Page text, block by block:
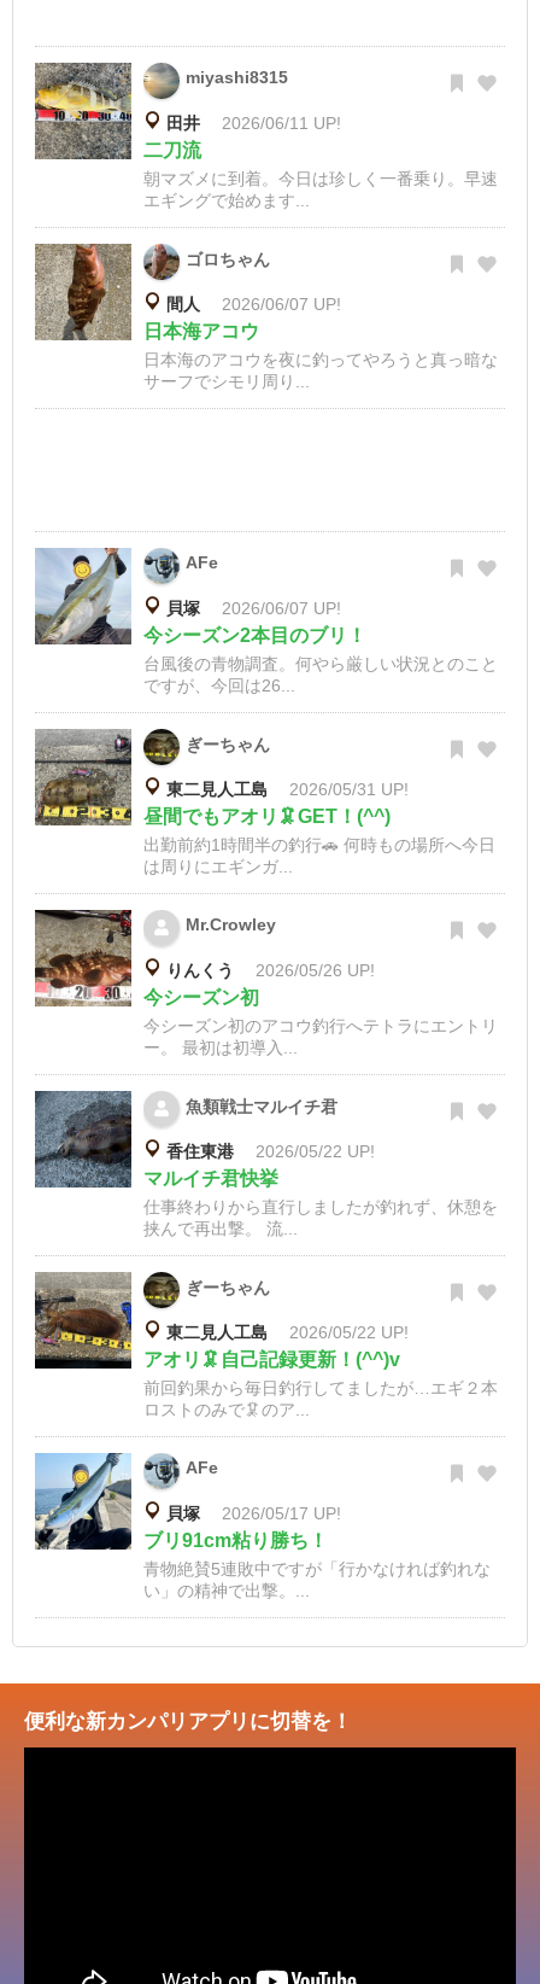
miyashi8315
田井 2026/06/11 UP!
二刀流
朝マズメに到着。今日は珍しく一番乗り。早速
エギングで始めます...
ゴロちゃん
間人 2026/06/07 UP!
日本海アコウ
日本海のアコウを夜に釣ってやろうと真っ暗な
サーフでシモリ周り...
AFe
貝塚 2026/06/07 UP!
今シーズン2本目のブリ！
台風後の青物調査。何やら厳しい状況とのこと
ですが、今回は26...
ぎーちゃん
東二見人工島 2026/05/31 UP!
昼間でもアオリ🦑GET！(^^)
出勤前約1時間半の釣行🚗 何時もの場所へ今日
は周りにエギンガ...
Mr.Crowley
りんくう 2026/05/26 UP!
今シーズン初
今シーズン初のアコウ釣行へテトラにエントリ
ー。 最初は初導入...
魚類戦士マルイチ君
香住東港 2026/05/22 UP!
マルイチ君快挙
仕事終わりから直行しましたが釣れず、休憩を
挟んで再出撃。 流...
ぎーちゃん
東二見人工島 2026/05/22 UP!
アオリ🦑自己記録更新！(^^)v
前回釣果から毎日釣行してましたが…エギ２本
ロストのみで🦑のア...
AFe
貝塚 2026/05/17 UP!
ブリ91cm粘り勝ち！
青物絶賛5連敗中ですが「行かなければ釣れな
い」の精神で出撃。...
便利な新カンパリアプリに切替を！